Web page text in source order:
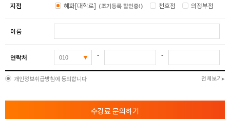
지점 혜화[대학로] (조기등록 할인중!) 천호점 의정부점
이름
연락처 - -
개인정보취급방침에 동의합니다 전체보기
수강료 문의하기